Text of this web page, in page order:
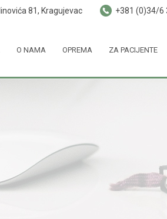
81, Kragujevac +381 (0)34/6
O NAMA OPREMA ZA PACIJENTE